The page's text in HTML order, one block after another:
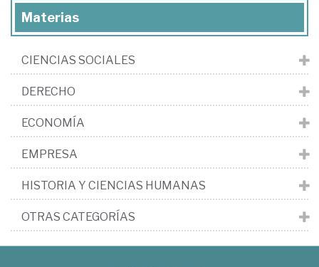
Materias
CIENCIAS SOCIALES
DERECHO
ECONOMÍA
EMPRESA
HISTORIA Y CIENCIAS HUMANAS
OTRAS CATEGORÍAS